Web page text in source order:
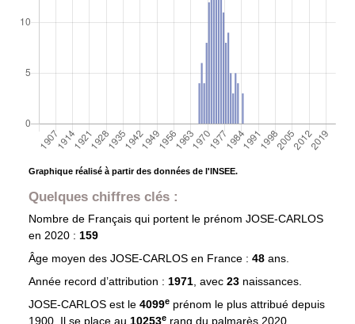
Graphique réalisé à partir des données de l'INSEE.
Quelques chiffres clés :
Nombre de Français qui portent le prénom JOSE-CARLOS
en 2020 : 159
Âge moyen des JOSE-CARLOSen France : 48 ans.
Année record d’attribution : 1971, avec 23 naissances.
JOSE-CARLOS est le 4099eprénom le plus attribué depuis
1900. Il se place au 10253e rang du palmarès 2020.